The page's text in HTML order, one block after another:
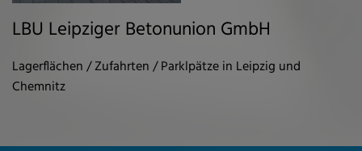
LBU Leipziger Betonunion GmbH
Lagerflächen / Zufahrten / Parklpätze in Leipzig und
Chemnitz